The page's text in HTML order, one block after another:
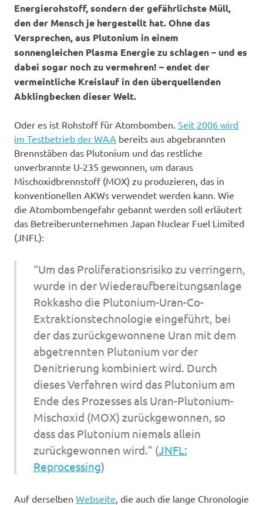
Energierohstoff, sondern der gefährlichste Müll,
den der Mensch je hergestellt hat. Ohne das
Versprechen, aus Plutonium in einem
sonnengleichen Plasma Energie zu schlagen – und es
dabei sogar noch zu vermehren! – endet der
vermeintliche Kreislauf in den überquellenden
Abklingbecken dieser Welt.
Oder es ist Rohstoff für Atombomben. Seit 2006 wird
im Testbetrieb der WAA bereits aus abgebrannten
Brennstäben das Plutonium und das restliche
unverbrannte U-235 gewonnen, um daraus
Mischoxidbrennstoff (MOX) zu produzieren, das in
konventionellen AKWs verwendet werden kann. Wie
die Atombombengefahr gebannt werden soll erläutert
das Betreiberunternehmen Japan Nuclear Fuel Limited
(JNFL):
“Um das Proliferationsrisiko zu verringern,
wurde in der Wiederaufbereitungsanlage
Rokkasho die Plutonium-Uran-Co-
Extraktionstechnologie eingeführt, bei
der das zurückgewonnene Uran mit dem
abgetrennten Plutonium vor der
Denitrierung kombiniert wird. Durch
dieses Verfahren wird das Plutonium am
Ende des Prozesses als Uran-Plutonium-
Mischoxid (MOX) zurückgewonnen, so
dass das Plutonium niemals allein
zurückgewonnen wird.” (JNFL:
Reprocessing)
Auf derselben Webseite , die auch die lange Chronologie